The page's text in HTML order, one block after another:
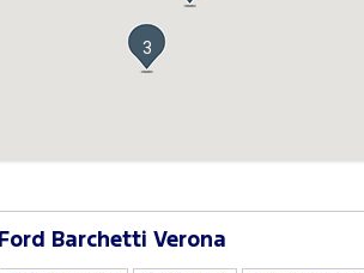
3
Ford Barchetti Verona